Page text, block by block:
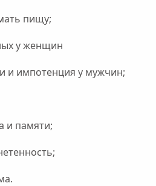
пищу;
у женщин
и импотенция у мужчин;
и памяти;